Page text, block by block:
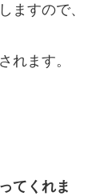
ますので、
れます。
てくれま